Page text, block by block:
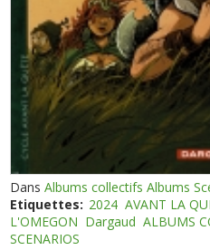
DansAlbums collectifs Albums
Etiquettes: 2024 AVANT LA
L'OMEGON Dargaud ALBUMS
SCENARIOS